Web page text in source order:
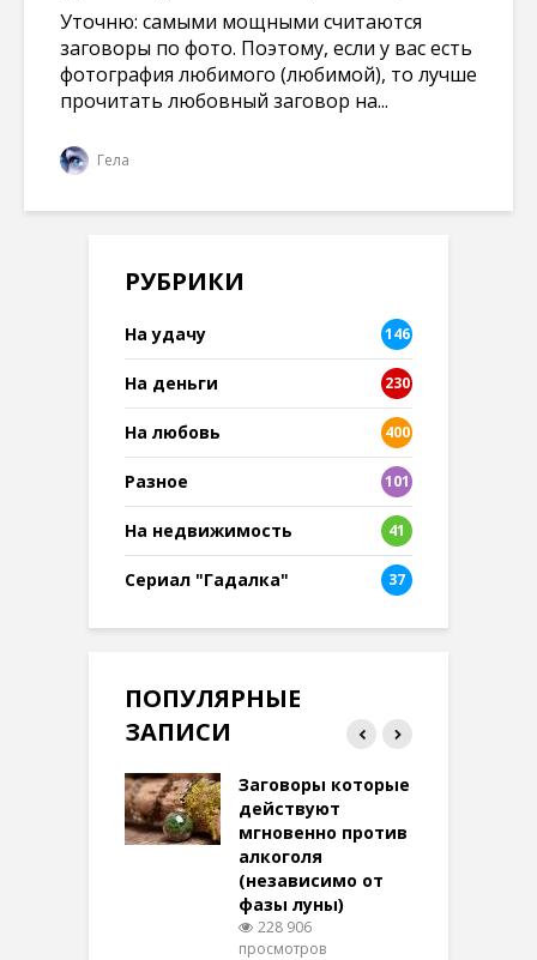
Уточню: самыми мощными считаются
заговоры по фото. Поэтому, если у вас есть
фотография любимого (любимой), то лучше
прочитать любовный заговор на...
Гела
РУБРИКИ
На удачу 146
На деньги 230
На любовь 400
Разное
101
8
На недвижимость 41
Сериал "Гадалка" 37
ПОПУЛЯРНЫЕ
ЗАПИСИ
Заговоры которые
действуют
мгновенно против
алкоголя
(независимо от
фазы луны)
228 906
просмотров